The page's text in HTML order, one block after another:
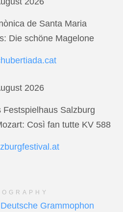
de Santa Maria
Die schöne Magelone
2026
Salzburg
Così fan tutte KV 588
Grammophon